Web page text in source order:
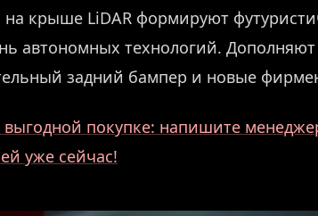
на крыше LiDAR формируют
автономных технологий.
задний бампер и новые
выгодной покупке: напишите
уже сейчас!